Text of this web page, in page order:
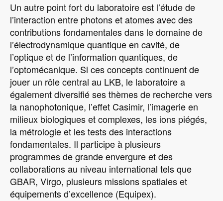
Un autre point fort du laboratoire est l’étude de
l’interaction entre photons et atomes avec des
contributions fondamentales dans le domaine de
l’électrodynamique quantique en cavité, de
l’optique et de l’information quantiques, de
l’optomécanique. Si ces concepts continuent de
jouer un rôle central au LKB, le laboratoire a
également diversifié ses thèmes de recherche vers
la nanophotonique, l’effet Casimir, l’imagerie en
milieux biologiques et complexes, les ions piégés,
la métrologie et les tests des interactions
fondamentales. Il participe à plusieurs
programmes de grande envergure et des
collaborations au niveau international tels que
GBAR, Virgo, plusieurs missions spatiales et
équipements d’excellence (Equipex).